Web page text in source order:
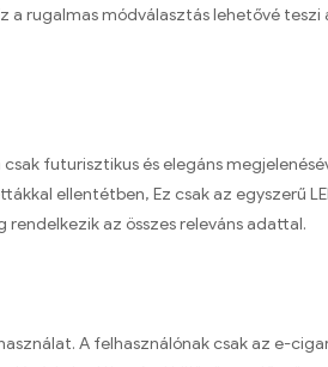
a rugalmas módválasztás lehetővé
futurisztikus és elegáns
ellentétben, Ez csak az egyszerű
az összes releváns adattal.
A felhasználónak csak az e-